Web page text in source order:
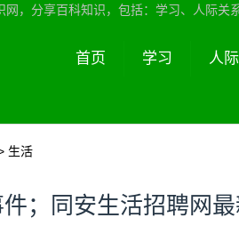
网，分享百科知识，包括：学习、人际关
首页 学习 人
生活
；同安生活招聘网